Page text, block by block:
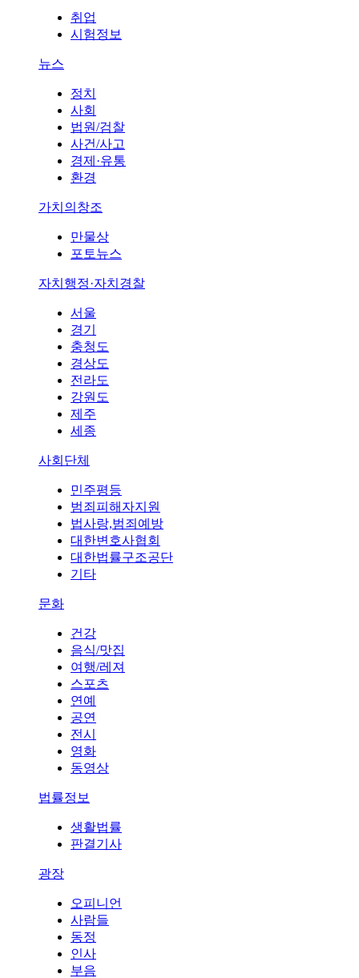
취업
시험정보
뉴스
정치
사회
법원/검찰
사건/사고
경제·유통
환경
가치의창조
만물상
포토뉴스
자치행정·자치경찰
서울
경기
충청도
경상도
전라도
강원도
제주
세종
사회단체
민주평등
범죄피해자지원
법사랑,범죄예방
대한변호사협회
대한법률구조공단
기타
문화
건강
음식/맛집
여행/레져
스포츠
연예
공연
전시
영화
동영상
법률정보
생활법률
판결기사
광장
오피니언
사람들
동정
인사
부음